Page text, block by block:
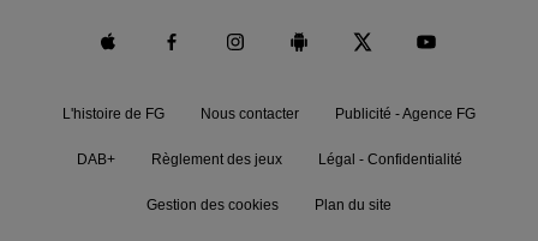
L'histoire de FG Nous contacter Publicité - Agence FG
DAB+ Règlement des jeux Légal - Confidentialité
Gestion des cookies Plan du site